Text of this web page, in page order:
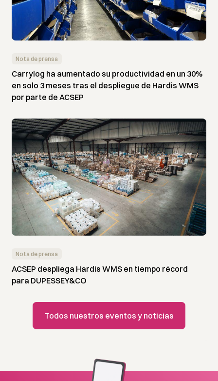
Nota de prensa
Carrylog ha aumentado su productividad en un 30%
en solo 3 meses tras el despliegue de Hardis WMS
por parte de ACSEP
Nota de prensa
ACSEP despliega Hardis WMS en tiempo récord
para DUPESSEY&CO
Todos nuestros eventos y noticias